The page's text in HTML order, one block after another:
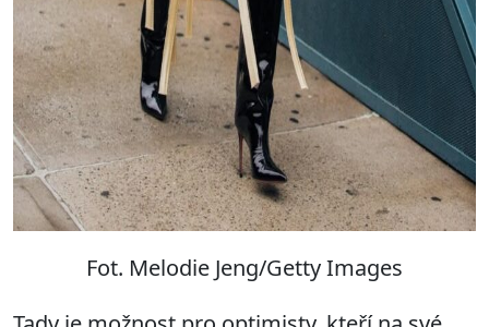
Fot. Melodie Jeng/Getty Images